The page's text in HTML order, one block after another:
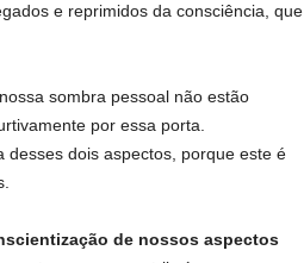
e reprimidos da consciência, que
sombra pessoal não estão
por essa porta.
dois aspectos, porque este é
de nossos aspectos